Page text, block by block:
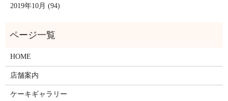
2019年10月 (94)
HOME
店舗案内
ケーキギャラリー